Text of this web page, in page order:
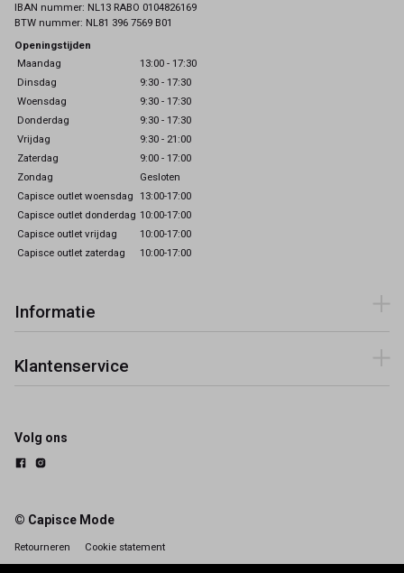
IBAN nummer: NL13 RABO 0104826169
BTW nummer: NL81 396 7569 B01
Openingstijden
Maandag
13:00 - 17:30
Dinsdag
9:30 - 17:30
Woensdag
9:30 - 17:30
Donderdag
9:30 - 17:30
Vrijdag
9:30 - 21:00
Zaterdag
9:00 - 17:00
Zondag
Gesloten
Capisce outlet woensdag 13:00-17:00
Capisce outlet donderdag 10:00-17:00
Capisce outlet vrijdag
10:00-17:00
Capisce outlet zaterdag
10:00-17:00
Informatie
Klantenservice
Volg ons
© Capisce Mode
Retourneren Cookie statement